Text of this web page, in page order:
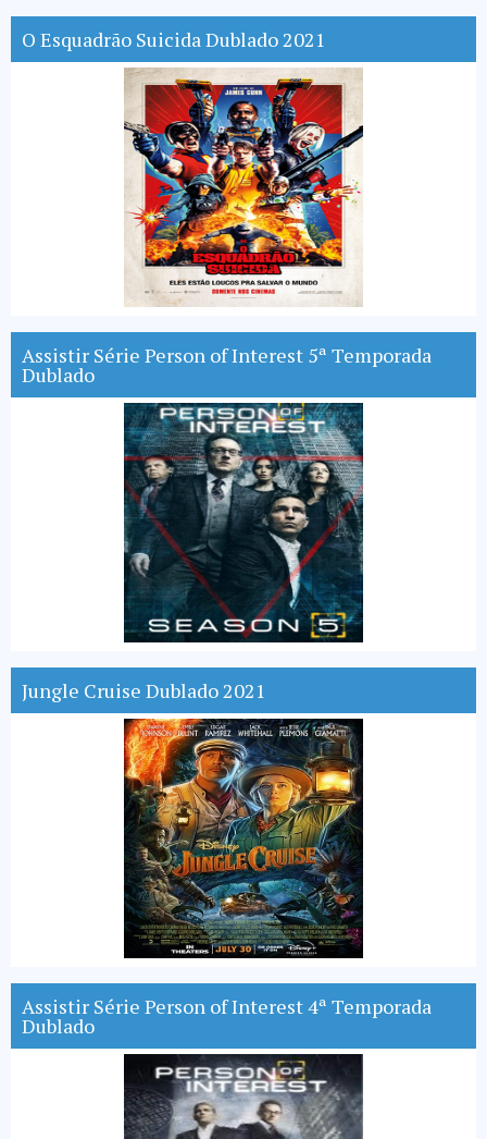
O Esquadrão Suicida Dublado 2021
Assistir Série Person of Interest 5ª Temporada
Dublado
Jungle Cruise Dublado 2021
Assistir Série Person of Interest 4ª Temporada
Dublado